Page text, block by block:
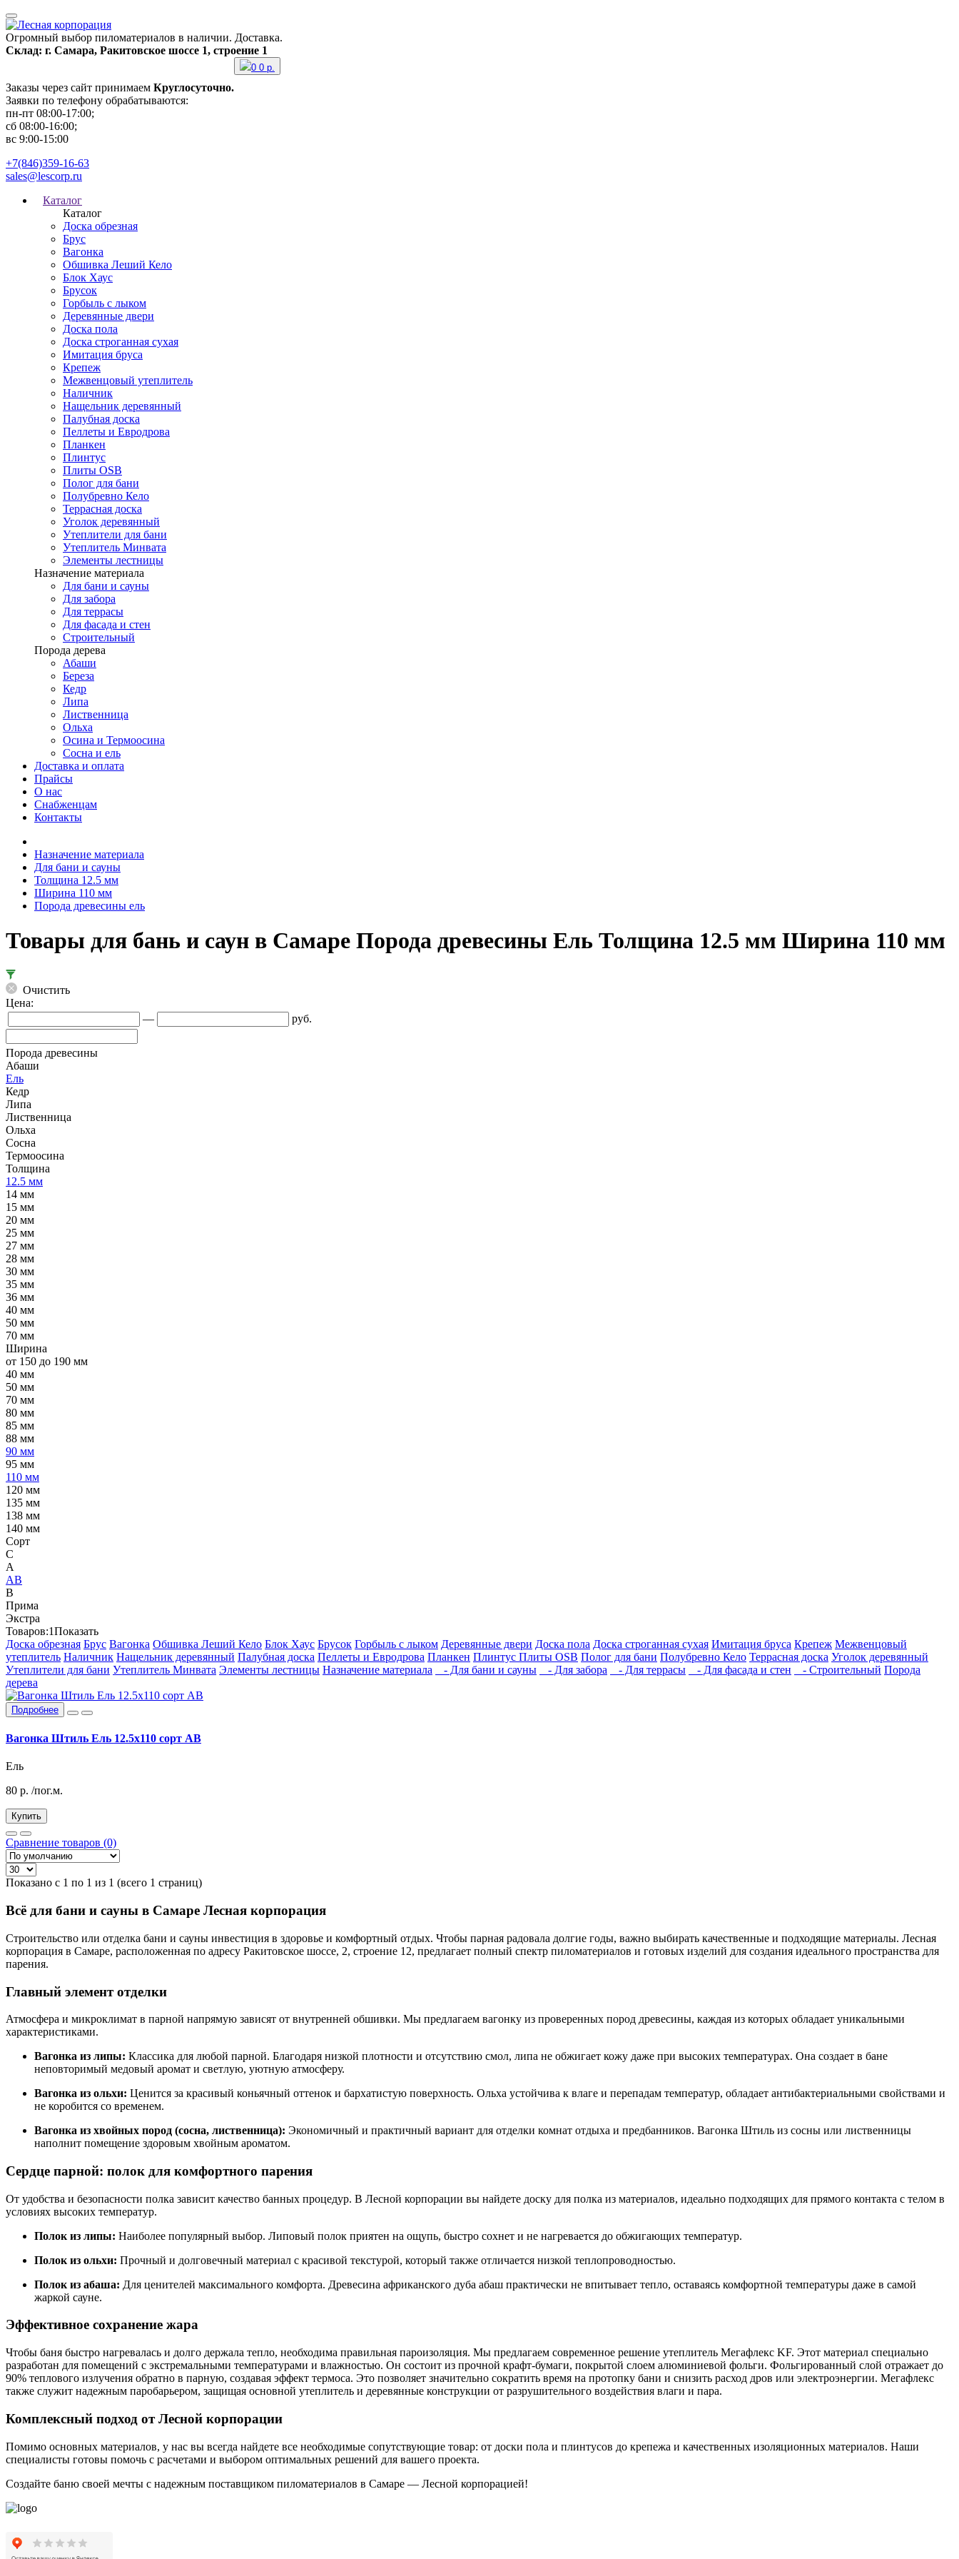
Огромный выбор пиломатериалов в наличии. Доставка.
Склад: г. Самара, Ракитовское шоссе 1, строение 1
Заказы через сайт принимаем Круглосуточно.
Заявки по телефону обрабатываются:
пн-пт 08:00-17:00;
сб 08:00-16:00;
вс 9:00-15:00
0 0 р.
+7(846)359-16-63
sales@lescorp.ru
Каталог
Каталог
Доска обрезная
Брус
Вагонка
Обшивка Леший Кело
Блок Хаус
Брусок
Горбыль с лыком
Деревянные двери
Доска пола
Доска строганная сухая
Имитация бруса
Крепеж
Межвенцовый утеплитель
Наличник
Нащельник деревянный
Палубная доска
Пеллеты и Евродрова
Планкен
Плинтус
Плиты OSB
Полог для бани
Полубревно Кело
Террасная доска
Уголок деревянный
Утеплители для бани
Утеплитель Минвата
Элементы лестницы
Назначение материала
Для бани и сауны
Для забора
Для террасы
Для фасада и стен
Строительный
Порода дерева
Абаши
Береза
Кедр
Липа
Лиственница
Ольха
Осина и Термоосина
Сосна и ель
Доставка и оплата
Прайсы
О нас
Снабженцам
Контакты
Назначение материала
Для бани и сауны
Толщина 12.5 мм
Ширина 110 мм
Порода древесины ель
Товары для бань и саун в Самаре Порода древесины Ель Толщина 12.5 мм Ширина 110 мм
Очистить
Цена:
—
руб.
Порода древесины
Абаши
Ель
Кедр
Липа
Лиственница
Ольха
Сосна
Термоосина
Толщина
12.5 мм
14 мм
15 мм
20 мм
25 мм
27 мм
28 мм
30 мм
35 мм
36 мм
40 мм
50 мм
70 мм
Ширина
от 150 до 190 мм
40 мм
50 мм
70 мм
80 мм
85 мм
88 мм
90 мм
95 мм
110 мм
120 мм
135 мм
138 мм
140 мм
Сорт
C
А
АВ
В
Прима
Экстра
Товаров:1Показать
Доска обрезная Брус Вагонка Обшивка Леший Кело Блок Хаус Брусок Горбыль с лыком Деревянные двери Доска пола Доска строганная сухая Имитация бруса Крепеж Межвенцовый
утеплитель Наличник Нащельник деревянный Палубная доска Пеллеты и Евродрова Планкен Плинтус Плиты OSB Полог для бани Полубревно Кело Террасная доска Уголок деревянный
Утеплители для бани Утеплитель Минвата Элементы лестницы Назначение материала - Для бани и сауны - Для забора - Для террасы - Для фасада и стен - Строительный Порода
дерева
Подробнее
Вагонка Штиль Ель 12.5х110 сорт АВ
Ель
80 р. /пог.м.
Купить
Сравнение товаров (0)
Показано с 1 по 1 из 1 (всего 1 страниц)
Всё для бани и сауны в Самаре Лесная корпорация
Строительство или отделка бани и сауны инвестиция в здоровье и комфортный отдых. Чтобы парная радовала долгие годы, важно выбирать качественные и подходящие материалы. Лесная
корпорация в Самаре, расположенная по адресу Ракитовское шоссе, 2, строение 12, предлагает полный спектр пиломатериалов и готовых изделий для создания идеального пространства для
парения.
Главный элемент отделки
Атмосфера и микроклимат в парной напрямую зависят от внутренней обшивки. Мы предлагаем вагонку из проверенных пород древесины, каждая из которых обладает уникальными
характеристиками.
Вагонка из липы: Классика для любой парной. Благодаря низкой плотности и отсутствию смол, липа не обжигает кожу даже при высоких температурах. Она создает в бане
неповторимый медовый аромат и светлую, уютную атмосферу.
Вагонка из ольхи: Ценится за красивый коньячный оттенок и бархатистую поверхность. Ольха устойчива к влаге и перепадам температур, обладает антибактериальными свойствами и
не коробится со временем.
Вагонка из хвойных пород (сосна, лиственница): Экономичный и практичный вариант для отделки комнат отдыха и предбанников. Вагонка Штиль из сосны или лиственницы
наполнит помещение здоровым хвойным ароматом.
Сердце парной: полок для комфортного парения
От удобства и безопасности полка зависит качество банных процедур. В Лесной корпорации вы найдете доску для полка из материалов, идеально подходящих для прямого контакта с телом в
условиях высоких температур.
Полок из липы: Наиболее популярный выбор. Липовый полок приятен на ощупь, быстро сохнет и не нагревается до обжигающих температур.
Полок из ольхи: Прочный и долговечный материал с красивой текстурой, который также отличается низкой теплопроводностью.
Полок из абаша: Для ценителей максимального комфорта. Древесина африканского дуба абаш практически не впитывает тепло, оставаясь комфортной температуры даже в самой
жаркой сауне.
Эффективное сохранение жара
Чтобы баня быстро нагревалась и долго держала тепло, необходима правильная пароизоляция. Мы предлагаем современное решение утеплитель Мегафлекс KF. Этот материал специально
разработан для помещений с экстремальными температурами и влажностью. Он состоит из прочной крафт-бумаги, покрытой слоем алюминиевой фольги. Фольгированный слой отражает до
90% теплового излучения обратно в парную, создавая эффект термоса. Это позволяет значительно сократить время на протопку бани и снизить расход дров или электроэнергии. Мегафлекс
также служит надежным паробарьером, защищая основной утеплитель и деревянные конструкции от разрушительного воздействия влаги и пара.
Комплексный подход от Лесной корпорации
Помимо основных материалов, у нас вы всегда найдете все необходимые сопутствующие товар: от доски пола и плинтусов до крепежа и качественных изоляционных материалов. Наши
специалисты готовы помочь с расчетами и выбором оптимальных решений для вашего проекта.
Создайте баню своей мечты с надежным поставщиком пиломатериалов в Самаре — Лесной корпорацией!